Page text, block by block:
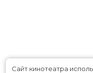
Сайт кинотеатра